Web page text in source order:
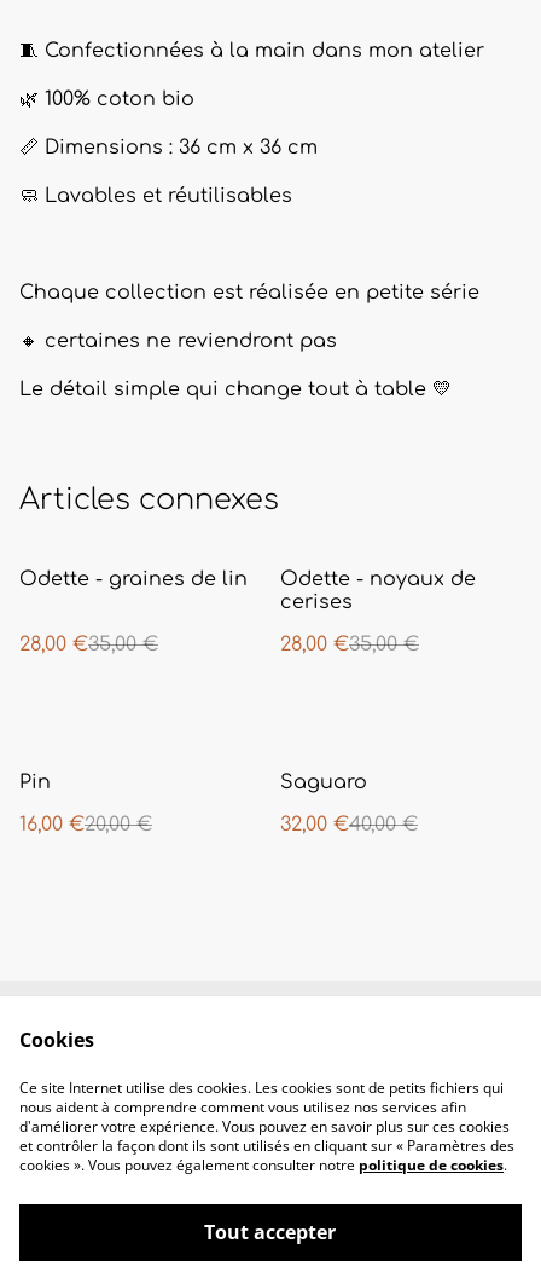
🧵 Confectionnées à la main dans mon atelier
🌿 100% coton bio
📏 Dimensions : 36 cm x 36 cm
🧼 Lavables et réutilisables
Chaque collection est réalisée en petite série
🔸 certaines ne reviendront pas
Le détail simple qui change tout à table 💛
Articles connexes
%
Odette - graines de lin
28,00 €35,00 €
%
Odette - noyaux de
cerises
28,00 €35,00 €
%
Pin
16,00 €20,00 €
%
Saguaro
32,00 €40,00 €
Contactez-nous
confidentialité
cookies
Cookies
Ce site Internet utilise des cookies. Les cookies sont de petits fichiers qui
nous aident à comprendre comment vous utilisez nos services afin
d'améliorer votre expérience. Vous pouvez en savoir plus sur ces cookies
et contrôler la façon dont ils sont utilisés en cliquant sur « Paramètres des
cookies ». Vous pouvez également consulter notre politique de cookies.
Tout accepter